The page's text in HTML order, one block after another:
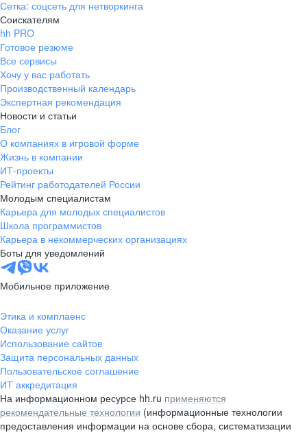
Сетка: соцсеть для нетворкинга
Соискателям
hh PRO
Готовое резюме
Все сервисы
Хочу у вас работать
Производственный календарь
Экспертная рекомендация
Новости и статьи
Блог
О компаниях в игровой форме
Жизнь в компании
ИТ-проекты
Рейтинг работодателей России
Молодым специалистам
Карьера для молодых специалистов
Школа программистов
Карьера в некоммерческих организациях
Боты для уведомлений
Мобильное приложение
Этика и комплаенс
Оказание услуг
Использование сайтов
Защита персональных данных
Пользовательское соглашение
ИТ аккредитация
На информационном ресурсе hh.ru применяются
рекомендательные технологии (информационные технологии
предоставления информации на основе сбора, систематизации